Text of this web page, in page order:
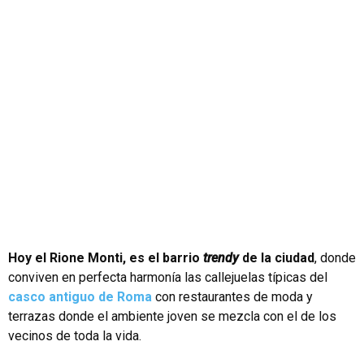
Hoy el Rione Monti, es el barrio trendy de la ciudad, donde
conviven en perfecta harmonía las callejuelas típicas del
casco antiguo de Roma con restaurantes de moda y
terrazas donde el ambiente joven se mezcla con el de los
vecinos de toda la vida.